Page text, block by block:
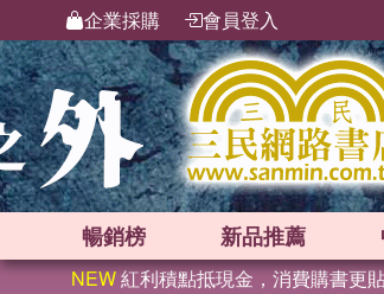
企業採購 會員登入
暢銷榜 新品推薦
NEW紅利積點抵現金，消費購書更